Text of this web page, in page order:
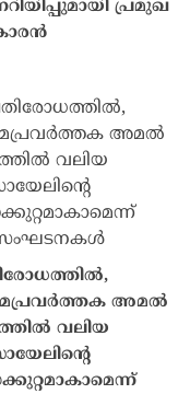
പ്രമുഖ
അമൽ
വലിയ